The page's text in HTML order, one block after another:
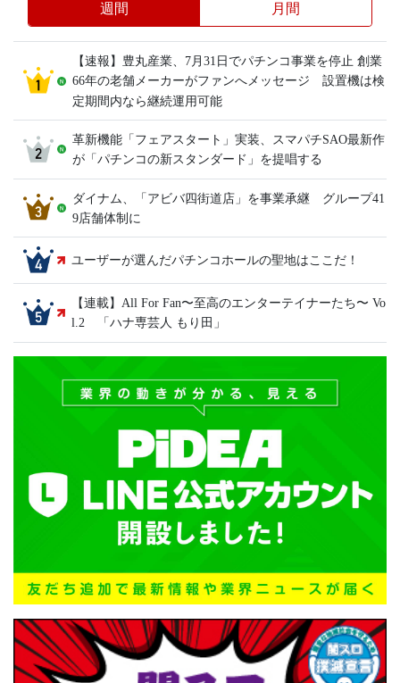
週間 月間
【速報】豊丸産業、7月31日でパチンコ事業を停止 創業
66年の老舗メーカーがファンへメッセージ 設置機は検
定期間内なら継続運用可能
革新機能「フェアスタート」実装、スマパチSAO最新作
が「パチンコの新スタンダード」を提唱する
ダイナム、「アビバ四街道店」を事業承継 グループ41
9店舗体制に
ユーザーが選んだパチンコホールの聖地はここだ！
【連載】All For Fan〜至高のエンターテイナーたち〜 Vo
l.2 「ハナ専芸人 もり田」